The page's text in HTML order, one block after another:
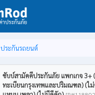
ประกันรถยนต์
ชับบ์สามัคคีประกันภัย แพกเกจ 3+
ทะเบียนกรุงเทพและปริมณฑล) (ไม่